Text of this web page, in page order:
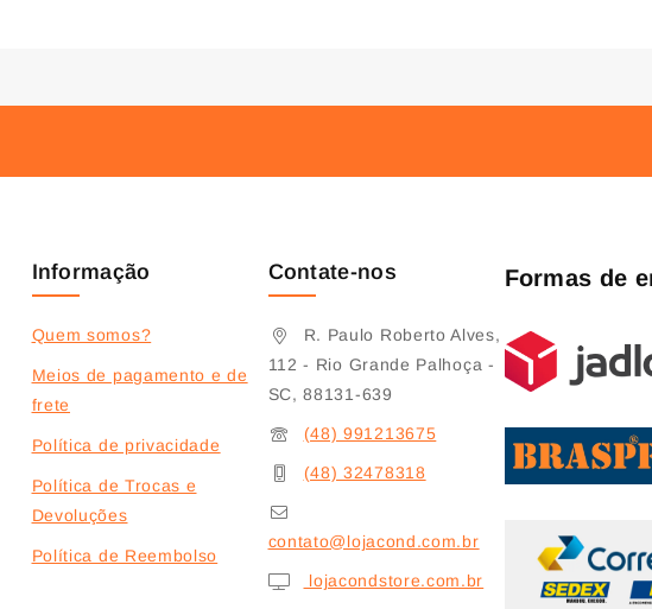
Informação
Quem somos?
Meios de pagamento e de
frete
Política de privacidade
Política de Trocas e
Devoluções
Política de Reembolso
Contate-nos
R. Paulo Roberto Alves,
112 - Rio Grande Palhoça -
SC, 88131-639
(48) 991213675
(48) 32478318
contato@lojacond.com.br
lojacondstore.com.br
Formas de